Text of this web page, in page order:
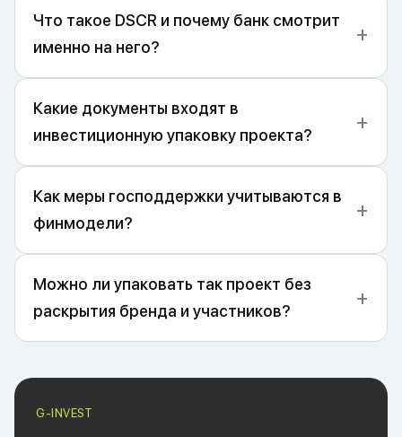
Что такое DSCR и почему банк смотрит
именно на него?
Какие документы входят в
инвестиционную упаковку проекта?
Как меры господдержки учитываются в
финмодели?
Можно ли упаковать так проект без
раскрытия бренда и участников?